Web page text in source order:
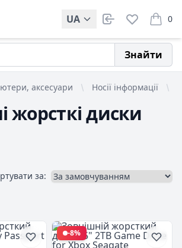
UA 0
items
Знайти
аксесуари Носії інформації
жорсткі диски
за:
-8%